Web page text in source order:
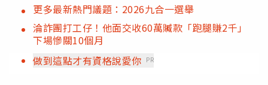
更多最新熱門議題：2026九合一選舉
淪詐團打工仔！他面交收60萬贓款「跑腿賺2千」
下場慘關10個月
做到這點才有資格說愛你 PR